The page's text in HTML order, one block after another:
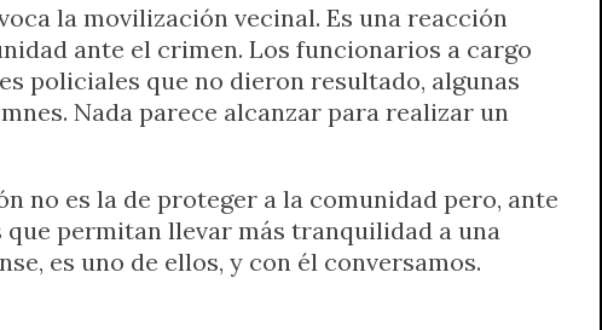
la movilización vecinal. Es una reacción
ante el crimen. Los funcionarios a cargo
policiales que no dieron resultado, algunas
Nada parece alcanzar para realizar un
no es la de proteger a la comunidad pero, ante
permitan llevar más tranquilidad a una
es uno de ellos, y con él conversamos.